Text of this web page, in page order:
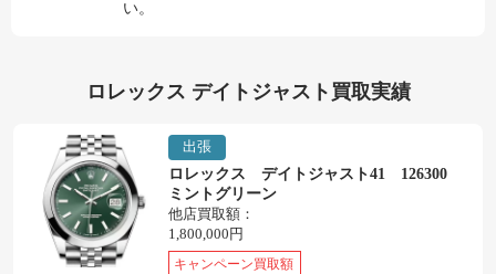
い。
ロレックス デイトジャスト買取実績
出張
ロレックス デイトジャスト41 126300
ミントグリーン
他店買取額：
1,800,000円
キャンペーン買取額